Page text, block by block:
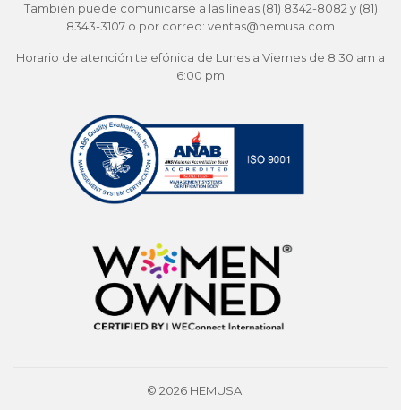
También puede comunicarse a las líneas (81) 8342-8082 y (81)
8343-3107 o por correo: ventas@hemusa.com
Horario de atención telefónica de Lunes a Viernes de 8:30 am a
6:00 pm
© 2026 HEMUSA